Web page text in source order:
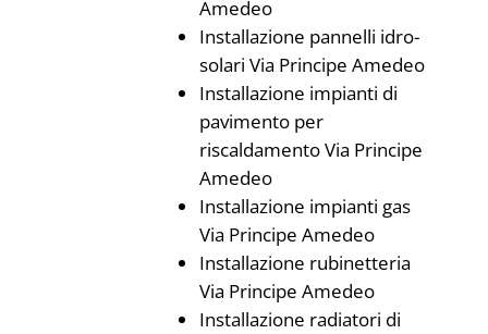
Amedeo
Installazione pannelli idro-
solari Via Principe Amedeo
Installazione impianti di
pavimento per
riscaldamento Via Principe
Amedeo
Installazione impianti gas
Via Principe Amedeo
Installazione rubinetteria
Via Principe Amedeo
Installazione radiatori di